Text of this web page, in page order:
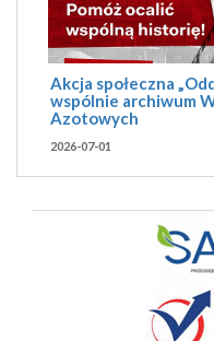
Akcja społeczna
wspólnie archiwum
Azotowych
2026-07-01